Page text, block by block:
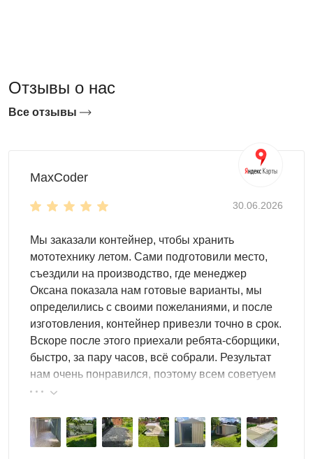
Почему хозблок 3×6 — оптимальный
хранения инвентаря, но не оставляют места для работы
внутри: чтобы достать нужную вещь, приходится
сначала убрать три другие. Хозблок 3×6 даёт
принципиально другое качество пространства: 18 м²
достаточно, чтобы одновременно хранить крупную
технику, держать зону хранения стеллажного типа и
иметь свободный рабочий проход шириной не менее
метра вдоль всей длины постройки. По сравнению с
моделями большого хозблокаплощадью 24–36 м²
формат 3×6 оптимален для участков 8–15 соток:
периметр участка, при этом полностью закрывает
хозяйственные задачи семьи с активным огородом,
Отзывы о нас
Все отзывы
MaxCoder
30.06.2026
Мы заказали контейнер, чтобы хранить
мототехнику летом. Сами подготовили место,
съездили на производство, где менеджер
Оксана показала нам готовые варианты, мы
определились с своими пожеланиями, и после
изготовления, контейнер привезли точно в срок.
Вскоре после этого приехали ребята-сборщики,
быстро, за пару часов, всё собрали. Результат
нам очень понравился, поэтому всем советуем
эту фирму.